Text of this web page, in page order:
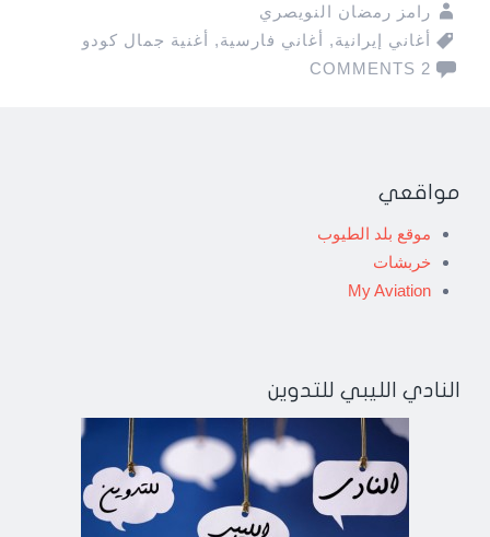
رامز رمضان النويصري
أغاني إيرانية, أغاني فارسية, أغنية جمال كودو
2 COMMENTS
مواقعي
موقع بلد الطيوب
خربشات
My Aviation
النادي الليبي للتدوين